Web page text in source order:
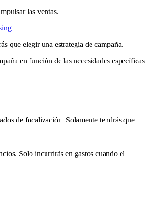
las ventas.
.
que elegir una estrategia de campaña.
en función de las necesidades específicas
de focalización. Solamente tendrás que
Solo incurrirás en gastos cuando el